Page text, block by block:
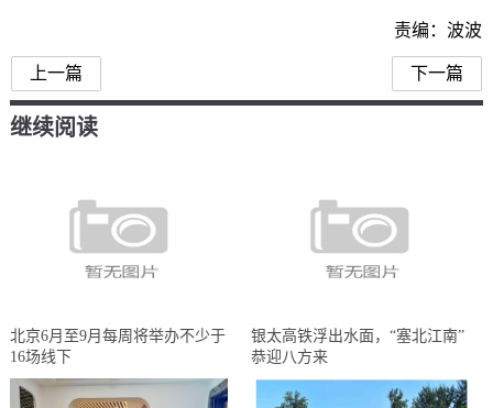
责编：波波
上一篇 下一篇
继续阅读
北京6月至9月每周将举办不少于
16场线下
银太高铁浮出水面，“塞北江南”
恭迎八方来